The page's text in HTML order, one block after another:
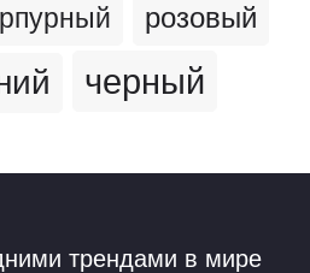
розовый
черный
трендами в мире